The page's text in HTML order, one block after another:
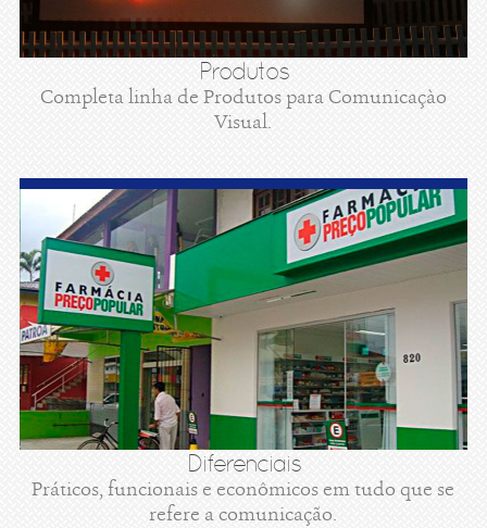
Produtos
Completa linha de Produtos para Comunicaçào
Visual.
Diferenciais
Práticos, funcionais e econômicos em tudo que se
refere a comunicação.